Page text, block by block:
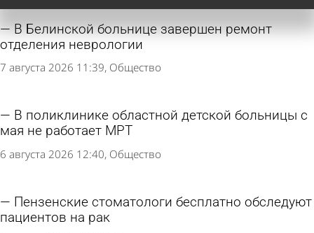
В Белинской больнице завершен ремонт
отделения неврологии
7 августа 2026 11:39 Общество
В поликлинике областной детской больницы с
мая не работает МРТ
6 августа 2026 12:40 Общество
Пензенские стоматологи бесплатно обследуют
пациентов на рак